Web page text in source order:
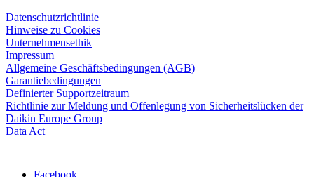
Datenschutzrichtlinie
Hinweise zu Cookies
Unternehmensethik
Impressum
Allgemeine Geschäftsbedingungen (AGB)
Garantiebedingungen
Definierter Supportzeitraum
Richtlinie zur Meldung und Offenlegung von Sicherheitslücken der
Daikin Europe Group
Data Act
Facebook